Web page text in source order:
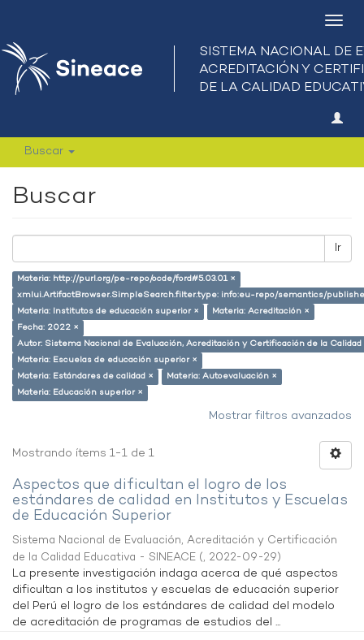
Buscar
Buscar
Ir
Materia: http://purl.org/pe-repo/ocde/ford#5.03.01 ×
xmlui.ArtifactBrowser.SimpleSearch.filter.type: info:eu-repo/semantics/
Materia: Institutos de educación superior ×
Materia: Acreditación ×
Fecha: 2022 ×
Autor: Sistema Nacional de Evaluación, Acreditación y Certificación de la
Materia: Escuelas de educación superior ×
Materia: Estándares de calidad ×
Materia: Autoevaluación ×
Materia: Educación superior ×
Mostrar filtros avanzados
Mostrando ítems 1-1 de 1
Aspectos que dificultan el logro de los
estándares de calidad en Institutos y Escuelas
de Educación Superior
Sistema Nacional de Evaluación, Acreditación y Certificación
de la Calidad Educativa - SINEACE (, 2022-09-29)
La presente investigación indaga acerca de qué aspectos
dificultan a los institutos y escuelas de educación superior
del Perú el logro de los estándares de calidad del modelo
de acreditación de programas de estudios del ...